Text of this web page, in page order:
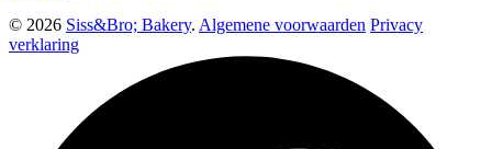
© 2026 Siss&Bro; Bakery. Algemene voorwaarden Privacy
verklaring